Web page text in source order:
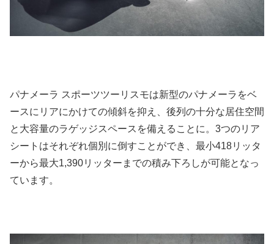
パナメーラ スポーツツーリスモは新型のパナメーラをベ
ースにリアにかけての傾斜を抑え、後列の十分な居住空間
と大容量のラゲッジスペースを備えることに。3つのリア
シートはそれぞれ個別に倒すことができ、最小418リッタ
ーから最大1,390リッターまでの積み下ろしが可能となっ
ています。